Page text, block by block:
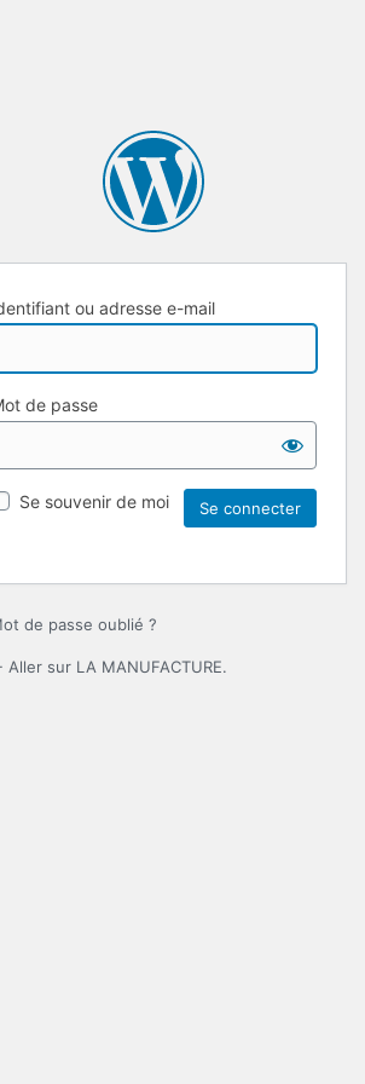
ou adresse e-mail
de passe
Se souvenir de moi
de passe oublié ?
Aller sur LA MANUFACTURE.